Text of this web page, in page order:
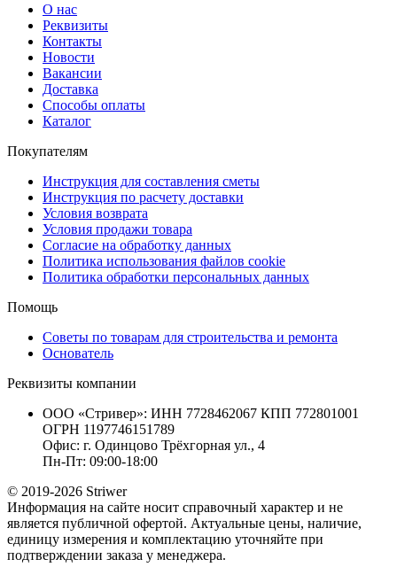
О нас
Реквизиты
Контакты
Новости
Вакансии
Доставка
Способы оплаты
Каталог
Покупателям
Инструкция для составления сметы
Инструкция по расчету доставки
Условия возврата
Условия продажи товара
Согласие на обработку данных
Политика использования файлов cookie
Политика обработки персональных данных
Помощь
Советы по товарам для строительства и ремонта
Основатель
Реквизиты компании
ООО «Стривер»: ИНН 7728462067 КПП 772801001
ОГРН 1197746151789
Офис: г. Одинцово Трёхгорная ул., 4
Пн-Пт: 09:00-18:00
© 2019-2026 Striwer
Информация на сайте носит справочный характер и не
является публичной офертой. Актуальные цены, наличие,
единицу измерения и комплектацию уточняйте при
подтверждении заказа у менеджера.